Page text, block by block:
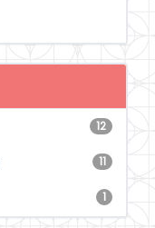
12
11
1